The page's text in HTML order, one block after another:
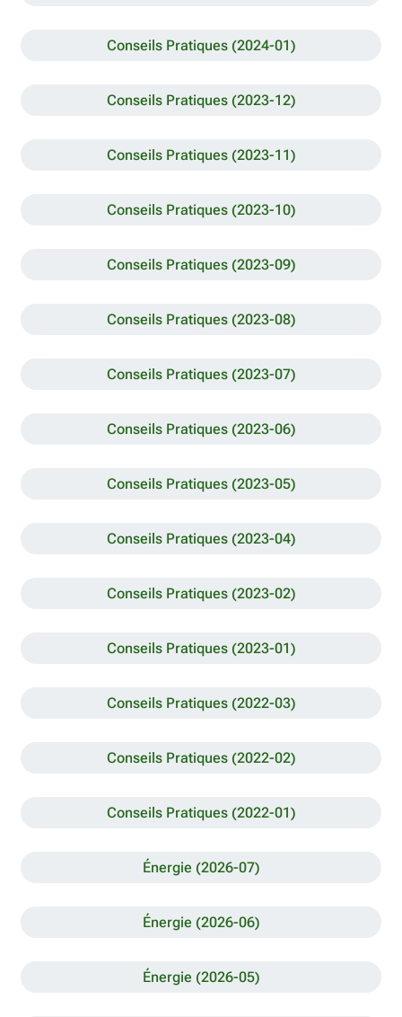
Conseils Pratiques (2024-01)
Conseils Pratiques (2023-12)
Conseils Pratiques (2023-11)
Conseils Pratiques (2023-10)
Conseils Pratiques (2023-09)
Conseils Pratiques (2023-08)
Conseils Pratiques (2023-07)
Conseils Pratiques (2023-06)
Conseils Pratiques (2023-05)
Conseils Pratiques (2023-04)
Conseils Pratiques (2023-02)
Conseils Pratiques (2023-01)
Conseils Pratiques (2022-03)
Conseils Pratiques (2022-02)
Conseils Pratiques (2022-01)
Énergie (2026-07)
Énergie (2026-06)
Énergie (2026-05)